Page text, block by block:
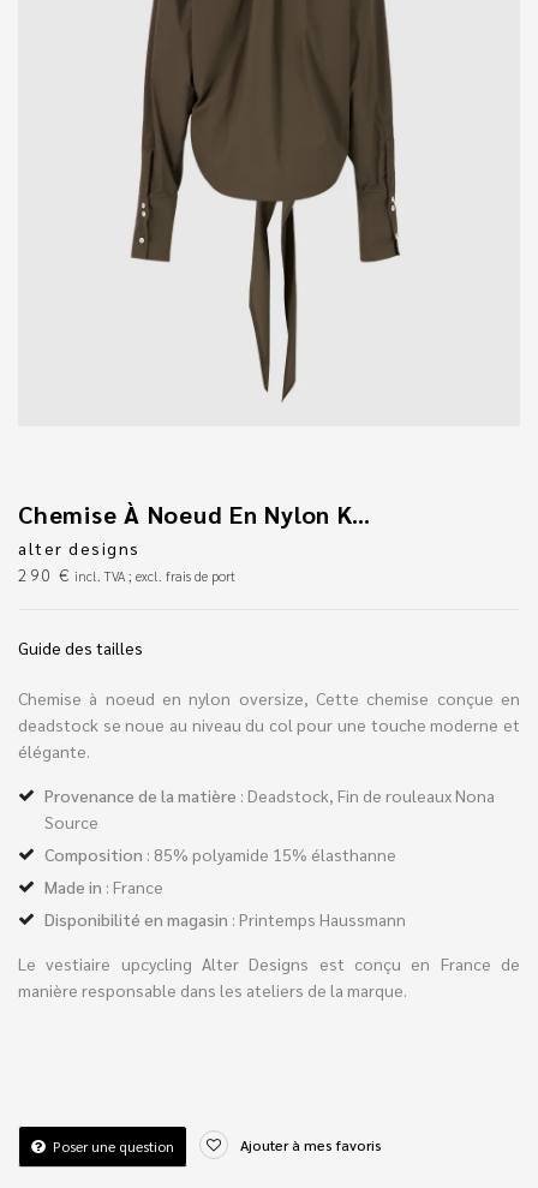
Chemise À Noeud En Nylon Kaki
alter designs
290 € incl. TVA ; excl. frais de port
Guide des tailles
Chemise à noeud en nylon oversize, Cette chemise conçue en
deadstock se noue au niveau du col pour une touche moderne et
élégante.
Provenance de la matière : Deadstock, Fin de rouleaux Nona
Source
Composition : 85% polyamide 15% élasthanne
Made in : France
Disponibilité en magasin : Printemps Haussmann
Le vestiaire upcycling Alter Designs est conçu en France de
manière responsable dans les ateliers de la marque.
Poser une question Ajouter à mes favoris